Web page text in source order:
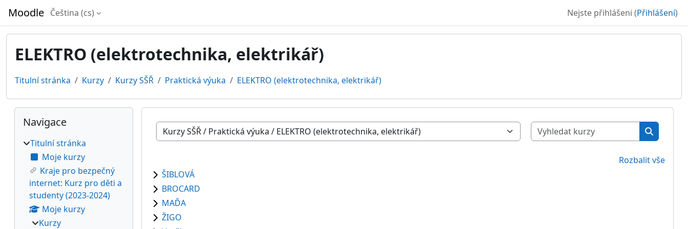
Přejít k hlavnímu obsahu
Moodle Čeština ‎(cs)‎ Nejste přihlášeni (Přihlášení)
ELEKTRO (elektrotechnika, elektrikář)
Titulní stránka Kurzy Kurzy SŠŘ Praktická výuka ELEKTRO (elektrotechnika, elektrikář)
Kategorie kurzů
Vyhledat
Vyhledat
Rozbalit vše
ŠIBLOVÁ
BROCARD
MAĎA
ŽIGO
Bloky
Přeskočit: Navigace
Navigace
Titulní stránka
Moje kurzy
Kraje pro bezpečný
internet: Kurz pro děti a
studenty (2023-2024)
Moje kurzy
Kurzy